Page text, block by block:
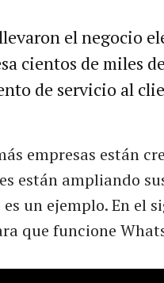
el negocio
cientos de miles
de servicio al
empresas están
están ampliando
un ejemplo. En el
que funcione